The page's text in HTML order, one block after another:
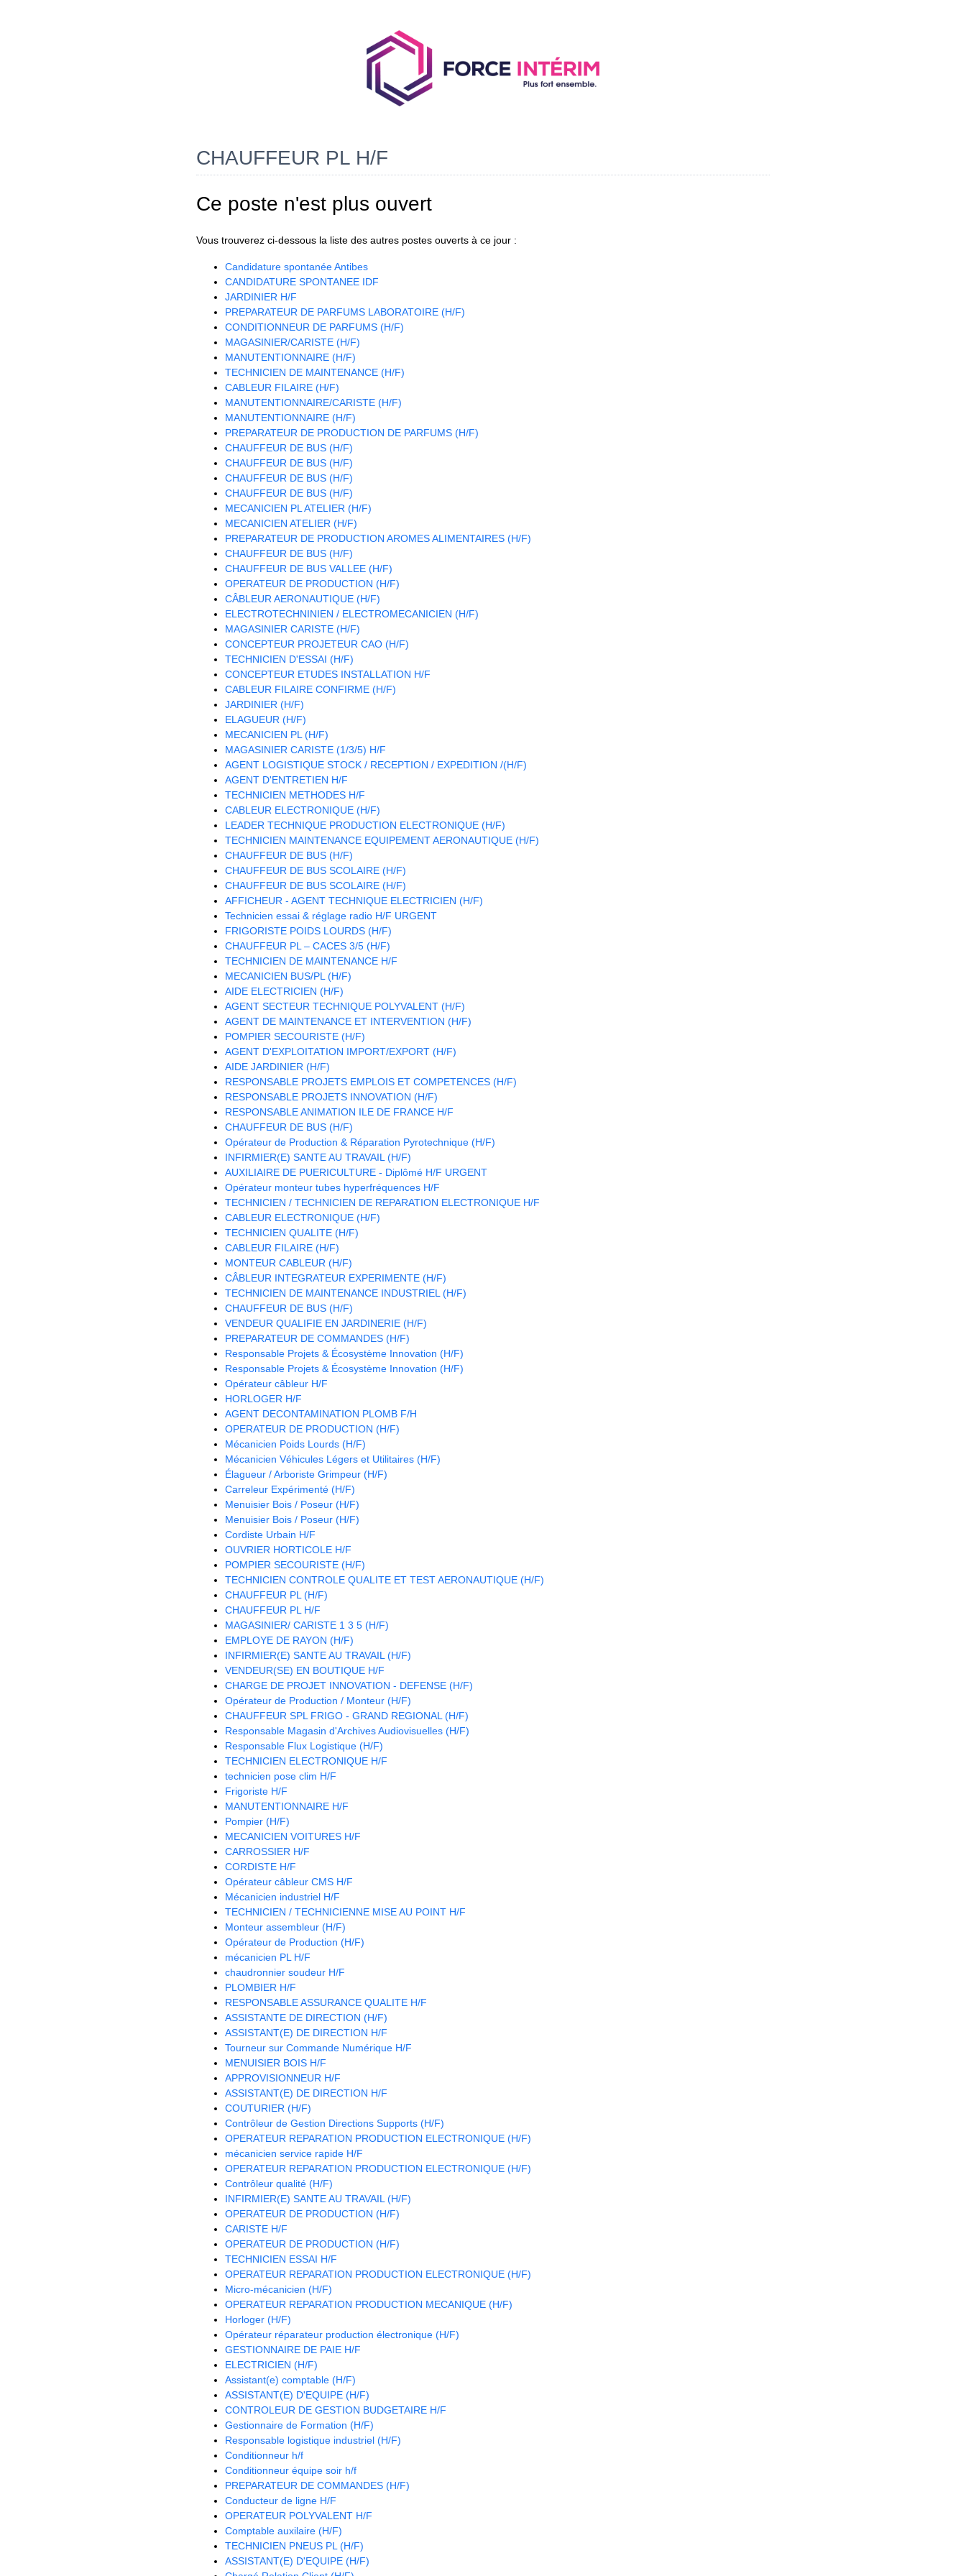
CHAUFFEUR PL H/F
Ce poste n'est plus ouvert
Vous trouverez ci-dessous la liste des autres postes ouverts à ce jour :
Candidature spontanée Antibes
CANDIDATURE SPONTANEE IDF
JARDINIER H/F
PREPARATEUR DE PARFUMS LABORATOIRE (H/F)
CONDITIONNEUR DE PARFUMS (H/F)
MAGASINIER/CARISTE (H/F)
MANUTENTIONNAIRE (H/F)
TECHNICIEN DE MAINTENANCE (H/F)
CABLEUR FILAIRE (H/F)
MANUTENTIONNAIRE/CARISTE (H/F)
MANUTENTIONNAIRE (H/F)
PREPARATEUR DE PRODUCTION DE PARFUMS (H/F)
CHAUFFEUR DE BUS (H/F)
CHAUFFEUR DE BUS (H/F)
CHAUFFEUR DE BUS (H/F)
CHAUFFEUR DE BUS (H/F)
MECANICIEN PL ATELIER (H/F)
MECANICIEN ATELIER (H/F)
PREPARATEUR DE PRODUCTION AROMES ALIMENTAIRES (H/F)
CHAUFFEUR DE BUS (H/F)
CHAUFFEUR DE BUS VALLEE (H/F)
OPERATEUR DE PRODUCTION (H/F)
CÂBLEUR AERONAUTIQUE (H/F)
ELECTROTECHNINIEN / ELECTROMECANICIEN (H/F)
MAGASINIER CARISTE (H/F)
CONCEPTEUR PROJETEUR CAO (H/F)
TECHNICIEN D'ESSAI (H/F)
CONCEPTEUR ETUDES INSTALLATION H/F
CABLEUR FILAIRE CONFIRME (H/F)
JARDINIER (H/F)
ELAGUEUR (H/F)
MECANICIEN PL (H/F)
MAGASINIER CARISTE (1/3/5) H/F
AGENT LOGISTIQUE STOCK / RECEPTION / EXPEDITION /(H/F)
AGENT D'ENTRETIEN H/F
TECHNICIEN METHODES H/F
CABLEUR ELECTRONIQUE (H/F)
LEADER TECHNIQUE PRODUCTION ELECTRONIQUE (H/F)
TECHNICIEN MAINTENANCE EQUIPEMENT AERONAUTIQUE (H/F)
CHAUFFEUR DE BUS (H/F)
CHAUFFEUR DE BUS SCOLAIRE (H/F)
CHAUFFEUR DE BUS SCOLAIRE (H/F)
AFFICHEUR - AGENT TECHNIQUE ELECTRICIEN (H/F)
Technicien essai & réglage radio H/F URGENT
FRIGORISTE POIDS LOURDS (H/F)
CHAUFFEUR PL – CACES 3/5 (H/F)
TECHNICIEN DE MAINTENANCE H/F
MECANICIEN BUS/PL (H/F)
AIDE ELECTRICIEN (H/F)
AGENT SECTEUR TECHNIQUE POLYVALENT (H/F)
AGENT DE MAINTENANCE ET INTERVENTION (H/F)
POMPIER SECOURISTE (H/F)
AGENT D'EXPLOITATION IMPORT/EXPORT (H/F)
AIDE JARDINIER (H/F)
RESPONSABLE PROJETS EMPLOIS ET COMPETENCES (H/F)
RESPONSABLE PROJETS INNOVATION (H/F)
RESPONSABLE ANIMATION ILE DE FRANCE H/F
CHAUFFEUR DE BUS (H/F)
Opérateur de Production & Réparation Pyrotechnique (H/F)
INFIRMIER(E) SANTE AU TRAVAIL (H/F)
AUXILIAIRE DE PUERICULTURE - Diplômé H/F URGENT
Opérateur monteur tubes hyperfréquences H/F
TECHNICIEN / TECHNICIEN DE REPARATION ELECTRONIQUE H/F
CABLEUR ELECTRONIQUE (H/F)
TECHNICIEN QUALITE (H/F)
CABLEUR FILAIRE (H/F)
MONTEUR CABLEUR (H/F)
CÂBLEUR INTEGRATEUR EXPERIMENTE (H/F)
TECHNICIEN DE MAINTENANCE INDUSTRIEL (H/F)
CHAUFFEUR DE BUS (H/F)
VENDEUR QUALIFIE EN JARDINERIE (H/F)
PREPARATEUR DE COMMANDES (H/F)
Responsable Projets & Écosystème Innovation (H/F)
Responsable Projets & Écosystème Innovation (H/F)
Opérateur câbleur H/F
HORLOGER H/F
AGENT DECONTAMINATION PLOMB F/H
OPERATEUR DE PRODUCTION (H/F)
Mécanicien Poids Lourds (H/F)
Mécanicien Véhicules Légers et Utilitaires (H/F)
Élagueur / Arboriste Grimpeur (H/F)
Carreleur Expérimenté (H/F)
Menuisier Bois / Poseur (H/F)
Menuisier Bois / Poseur (H/F)
Cordiste Urbain H/F
OUVRIER HORTICOLE H/F
POMPIER SECOURISTE (H/F)
TECHNICIEN CONTROLE QUALITE ET TEST AERONAUTIQUE (H/F)
CHAUFFEUR PL (H/F)
CHAUFFEUR PL H/F
MAGASINIER/ CARISTE 1 3 5 (H/F)
EMPLOYE DE RAYON (H/F)
INFIRMIER(E) SANTE AU TRAVAIL (H/F)
VENDEUR(SE) EN BOUTIQUE H/F
CHARGE DE PROJET INNOVATION - DEFENSE (H/F)
Opérateur de Production / Monteur (H/F)
CHAUFFEUR SPL FRIGO - GRAND REGIONAL (H/F)
Responsable Magasin d'Archives Audiovisuelles (H/F)
Responsable Flux Logistique (H/F)
TECHNICIEN ELECTRONIQUE H/F
technicien pose clim H/F
Frigoriste H/F
MANUTENTIONNAIRE H/F
Pompier (H/F)
MECANICIEN VOITURES H/F
CARROSSIER H/F
CORDISTE H/F
Opérateur câbleur CMS H/F
Mécanicien industriel H/F
TECHNICIEN / TECHNICIENNE MISE AU POINT H/F
Monteur assembleur (H/F)
Opérateur de Production (H/F)
mécanicien PL H/F
chaudronnier soudeur H/F
PLOMBIER H/F
RESPONSABLE ASSURANCE QUALITE H/F
ASSISTANTE DE DIRECTION (H/F)
ASSISTANT(E) DE DIRECTION H/F
Tourneur sur Commande Numérique H/F
MENUISIER BOIS H/F
APPROVISIONNEUR H/F
ASSISTANT(E) DE DIRECTION H/F
COUTURIER (H/F)
Contrôleur de Gestion Directions Supports (H/F)
OPERATEUR REPARATION PRODUCTION ELECTRONIQUE (H/F)
mécanicien service rapide H/F
OPERATEUR REPARATION PRODUCTION ELECTRONIQUE (H/F)
Contrôleur qualité (H/F)
INFIRMIER(E) SANTE AU TRAVAIL (H/F)
OPERATEUR DE PRODUCTION (H/F)
CARISTE H/F
OPERATEUR DE PRODUCTION (H/F)
TECHNICIEN ESSAI H/F
OPERATEUR REPARATION PRODUCTION ELECTRONIQUE (H/F)
Micro-mécanicien (H/F)
OPERATEUR REPARATION PRODUCTION MECANIQUE (H/F)
Horloger (H/F)
Opérateur réparateur production électronique (H/F)
GESTIONNAIRE DE PAIE H/F
ELECTRICIEN (H/F)
Assistant(e) comptable (H/F)
ASSISTANT(E) D'EQUIPE (H/F)
CONTROLEUR DE GESTION BUDGETAIRE H/F
Gestionnaire de Formation (H/F)
Responsable logistique industriel (H/F)
Conditionneur h/f
Conditionneur équipe soir h/f
PREPARATEUR DE COMMANDES (H/F)
Conducteur de ligne H/F
OPERATEUR POLYVALENT H/F
Comptable auxilaire (H/F)
TECHNICIEN PNEUS PL (H/F)
ASSISTANT(E) D'EQUIPE (H/F)